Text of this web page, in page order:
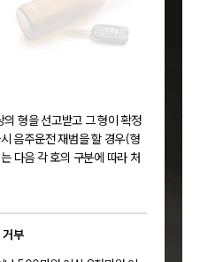
형을 선고받고 그 형이 확정
음주운전 재범을 할 경우(형
다음 각 호의 구분에 따라 처
거부